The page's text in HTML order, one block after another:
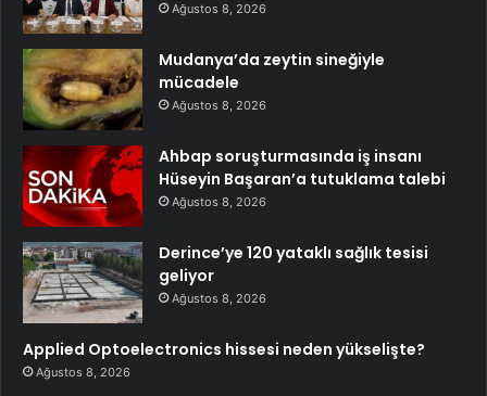
Ağustos 8, 2026
Mudanya’da zeytin sineğiyle
mücadele
Ağustos 8, 2026
Ahbap soruşturmasında iş insanı
Hüseyin Başaran’a tutuklama talebi
Ağustos 8, 2026
Derince’ye 120 yataklı sağlık tesisi
geliyor
Ağustos 8, 2026
Applied Optoelectronics hissesi neden yükselişte?
Ağustos 8, 2026